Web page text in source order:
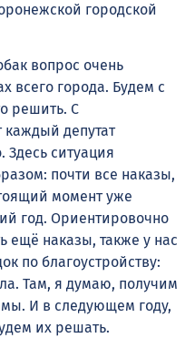
городской
вопрос очень
всего города. Будем с
решить. С
каждый депутат
Здесь ситуация
почти все наказы,
момент уже
год. Ориентировочно
ещё наказы, также у нас
по благоустройству:
Там, я думаю, получим
И в следующем году,
их решать.